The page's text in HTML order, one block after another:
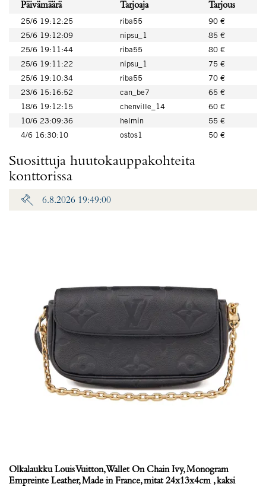
Päivämäärä Tarjoaja
Tarjous
25/6 19:12:25
riba55
90 €
25/6 19:12:09
nipsu_1
85 €
25/6 19:11:44
riba55
80 €
25/6 19:11:22
nipsu_1
75 €
25/6 19:10:34
riba55
70 €
23/6 15:16:52
can_be7
65 €
18/6 19:12:15
chenville_14
60 €
10/6 23:09:36
helmin
55 €
4/6 16:30:10
ostos1 50 €
Suosittuja huutokauppakohteita
konttorissa
6.8.2026 19:49:00
Olkalaukku Louis Vuitton, Wallet On Chain Ivy, Monogram
Empreinte Leather, Made in France, mitat 24x13x4cm , kaksi